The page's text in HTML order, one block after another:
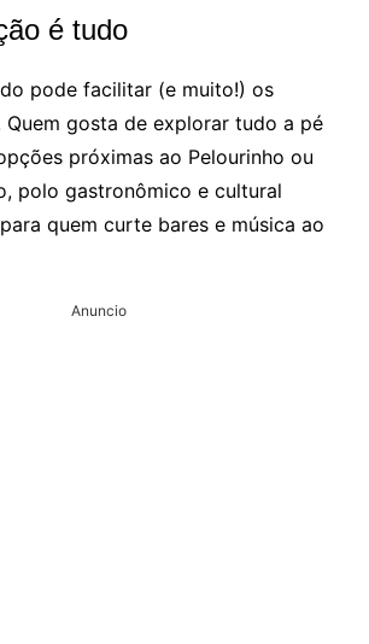
é tudo
pode facilitar (e muito!) os
Quem gosta de explorar tudo a pé
próximas ao Pelourinho ou
polo gastronômico e cultural
quem curte bares e música ao
Anuncio